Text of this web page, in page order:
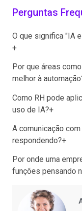
Perguntas
O que significa "IA
+
Por que áreas
melhor à
Como RH pode
uso de IA?+
A comunicação
respondendo?+
Por onde uma
funções pensando